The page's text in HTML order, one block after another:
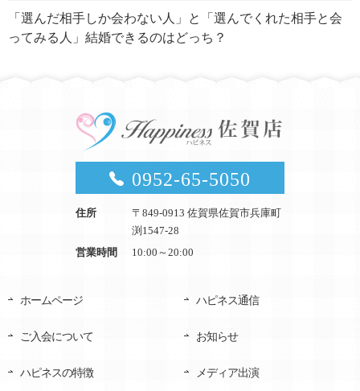
「選んだ相手しか会わない人」と「選んでくれた相手と会
ってみる人」結婚できるのはどっち？
0952-65-5050
住所
〒849-0913 佐賀県佐賀市兵庫町
渕1547-28
営業時間
10:00～20:00
ホームページ
ご入会について
ハピネスの特徴
ハピネス通信
お知らせ
メディア出演